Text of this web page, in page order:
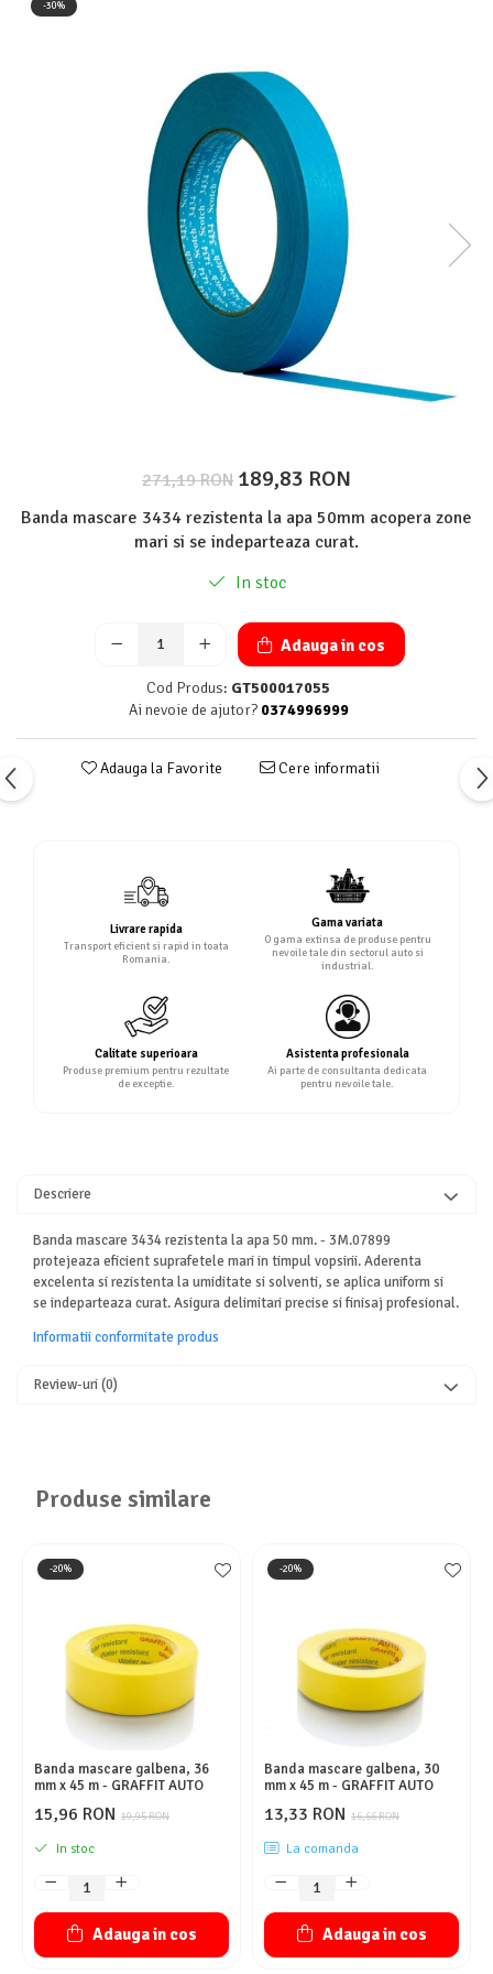
Protectie piele
-30%
271,19 RON 189,83 RON
Banda mascare 3434 rezistenta la apa 50mm acopera zone
mari si se indeparteaza curat.
In stoc
Adauga in cos
Cod Produs: GT500017055
Ai nevoie de ajutor? 0374996999
Adauga la Favorite Cere informatii
Livrare rapida
Transport eficient si rapid in toata
Romania.
Gama variata
O gama extinsa de produse pentru
nevoile tale din sectorul auto si
industrial.
Calitate superioara
Produse premium pentru rezultate
de exceptie.
Asistenta profesionala
Ai parte de consultanta dedicata
pentru nevoile tale.
Descriere
Banda mascare 3434 rezistenta la apa 50 mm. - 3M.07899
protejeaza eficient suprafetele mari in timpul vopsirii. Aderenta
excelenta si rezistenta la umiditate si solventi, se aplica uniform si
se indeparteaza curat. Asigura delimitari precise si finisaj profesional.
Informatii conformitate produs
Review-uri(0)
Produse similare
-20%
Banda mascare galbena, 36
mm x 45 m - GRAFFIT AUTO
19,95 RON
15,96 RON
In stoc
Adauga in cos
-20%
Banda mascare galbena, 30
mm x 45 m - GRAFFIT AUTO
16,66 RON
13,33 RON
La comanda
Adauga in cos